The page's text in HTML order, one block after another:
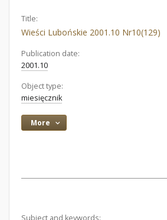
Title:
Wieści Lubońskie 2001.10 Nr10(129)
Publication date:
2001.10
Object type:
miesięcznik
More
Subject and keywords: